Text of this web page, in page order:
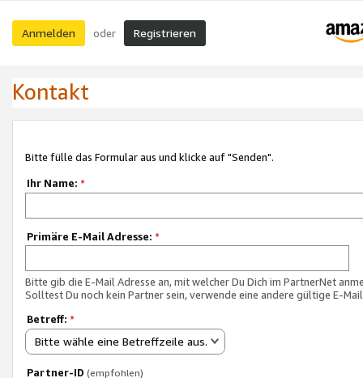
Anmelden oder Registrieren
Kontakt
Bitte fülle das Formular aus und klicke auf "Senden".
Ihr Name: *
Primäre E-Mail Adresse: *
Bitte gib die E-Mail Adresse an, mit welcher Du Dich im PartnerNet
Solltest Du noch kein Partner sein, verwende eine andere gültige E-
Betreff: *
Bitte wähle eine Betreffzeile aus.
Partner-ID (empfohlen)